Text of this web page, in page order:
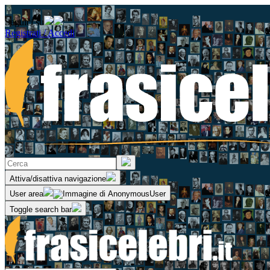
Seguici su
Registrati / Accedi
Attiva/disattiva navigazione
User area
Toggle search bar